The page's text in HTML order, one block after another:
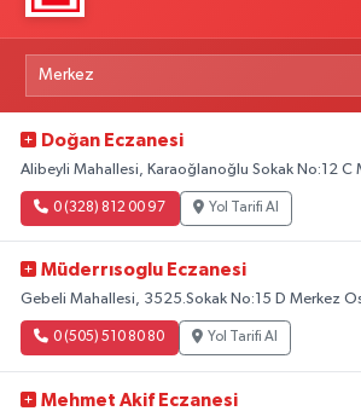
Doğan Eczanesi
Alibeyli Mahallesi, Karaoğlanoğlu Sokak No:12 C
0 (328) 812 00 97 Yol Tarifi Al
Müderrısoglu Eczanesi
Gebeli Mahallesi, 3525.Sokak No:15 D Merkez
0 (505) 510 80 80 Yol Tarifi Al
Mehmet Akif Eczanesi